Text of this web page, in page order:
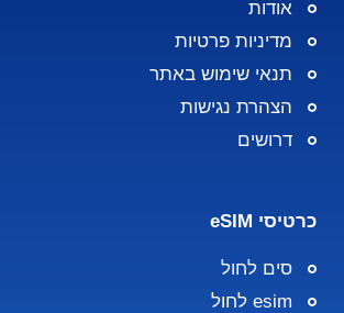
אודות
מדיניות פרטיות
תנאי שימוש באתר
הצהרת נגישות
דרושים
כרטיסי eSIM
סים לחול
esim לחול